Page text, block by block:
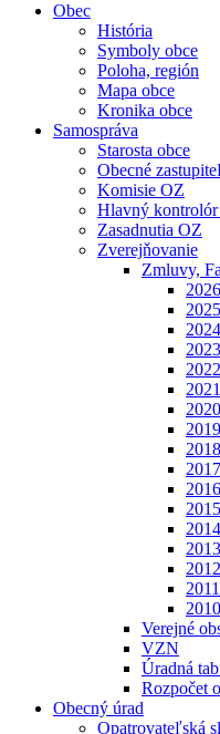
Obec
História
Symboly obce
Poloha, región
Mapa obce
Kronika obce
Samospráva
Starosta obce
Obecné
Komisie OZ
Hlavný kontrolór
Zasadnutia OZ
Zverejňovanie
Zmluvy,
2026
2025
2024
2023
2022
2021
2020
2019
2018
2017
2016
2015
2014
2013
2012
2011
2010
Verejné
VZN
Úradná
Rozpočet
Obecný úrad
Opatrovateľská